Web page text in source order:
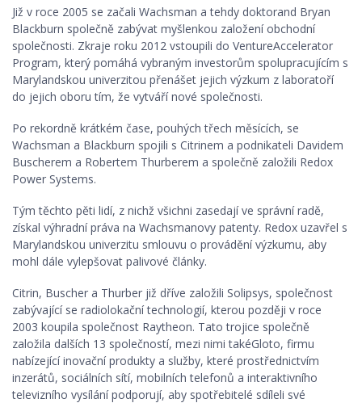
Již v roce 2005 se začali Wachsman a tehdy doktorand Bryan
Blackburn společně zabývat myšlenkou založení obchodní
společnosti. Zkraje roku 2012 vstoupili do VentureAccelerator
Program, který pomáhá vybraným investorům spolupracujícím s
Marylandskou univerzitou přenášet jejich výzkum z laboratoří
do jejich oboru tím, že vytváří nové společnosti.
Po rekordně krátkém čase, pouhých třech měsících, se
Wachsman a Blackburn spojili s Citrinem a podnikateli Davidem
Buscherem a Robertem Thurberem a společně založili Redox
Power Systems.
Tým těchto pěti lidí, z nichž všichni zasedají ve správní radě,
získal výhradní práva na Wachsmanovy patenty. Redox uzavřel s
Marylandskou univerzitu smlouvu o provádění výzkumu, aby
mohl dále vylepšovat palivové články.
Citrin, Buscher a Thurber již dříve založili Solipsys, společnost
zabývající se radiolokační technologií, kterou později v roce
2003 koupila společnost Raytheon. Tato trojice společně
založila dalších 13 společností, mezi nimi takéGloto, firmu
nabízející inovační produkty a služby, které prostřednictvím
inzerátů, sociálních sítí, mobilních telefonů a interaktivního
televizního vysílání podporují, aby spotřebitelé sdíleli své